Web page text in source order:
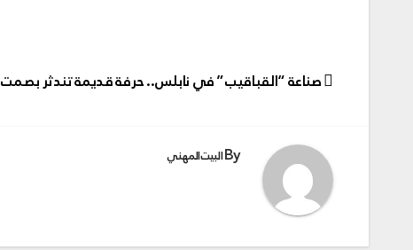
تصفّح
صناعة “القباقيب” في نابلس.. حرفة قديمة تندثر بصمت
Byالبيت المهني